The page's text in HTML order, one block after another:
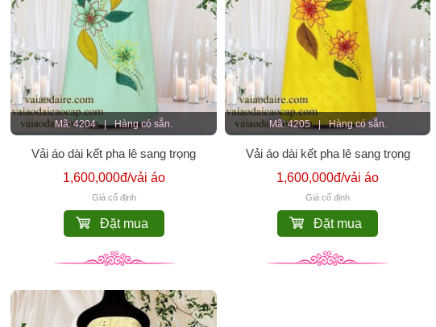
Mã: 4204 | Hàng có sẵn.
Vải áo dài kết pha lê sang trọng
1,600,000đ/vải áo
Giá cố định
Đặt mua
Mã: 4205 | Hàng có sẵn.
Vải áo dài kết pha lê sang trọng
1,600,000đ/vải áo
Giá cố định
Đặt mua